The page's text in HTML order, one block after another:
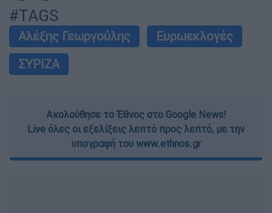
#TAGS
Αλέξης Γεωργούλης
Ευρωεκλογές
ΣΥΡΙΖΑ
Ακολούθησε το Έθνος στο Google News!
Live όλες οι εξελίξεις λεπτό προς λεπτό, με την
υπογραφή του www.ethnos.gr